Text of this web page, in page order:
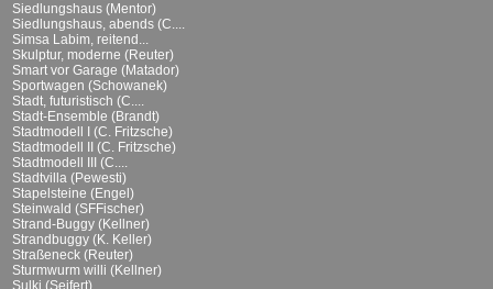
Siedlungshaus (Mentor)
Siedlungshaus, abends (C....
Simsa Labim, reitend...
Skulptur, moderne (Reuter)
Smart vor Garage (Matador)
Sportwagen (Schowanek)
Stadt, futuristisch (C....
Stadt-Ensemble (Brandt)
Stadtmodell I (C. Fritzsche)
Stadtmodell II (C. Fritzsche)
Stadtmodell III (C....
Stadtvilla (Pewesti)
Stapelsteine (Engel)
Steinwald (SFFischer)
Strand-Buggy (Kellner)
Strandbuggy (K. Keller)
Straßeneck (Reuter)
Sturmwurm willi (Kellner)
Sulki (Seifert)